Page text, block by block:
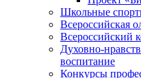
Школьные
Всероссийская
Всероссийский
Духовно-
воспитание
Конкурсы